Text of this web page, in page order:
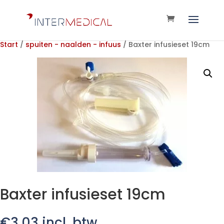
Start / spuiten - naalden - infuus / Baxter infusieset 19cm
Baxter infusieset 19cm